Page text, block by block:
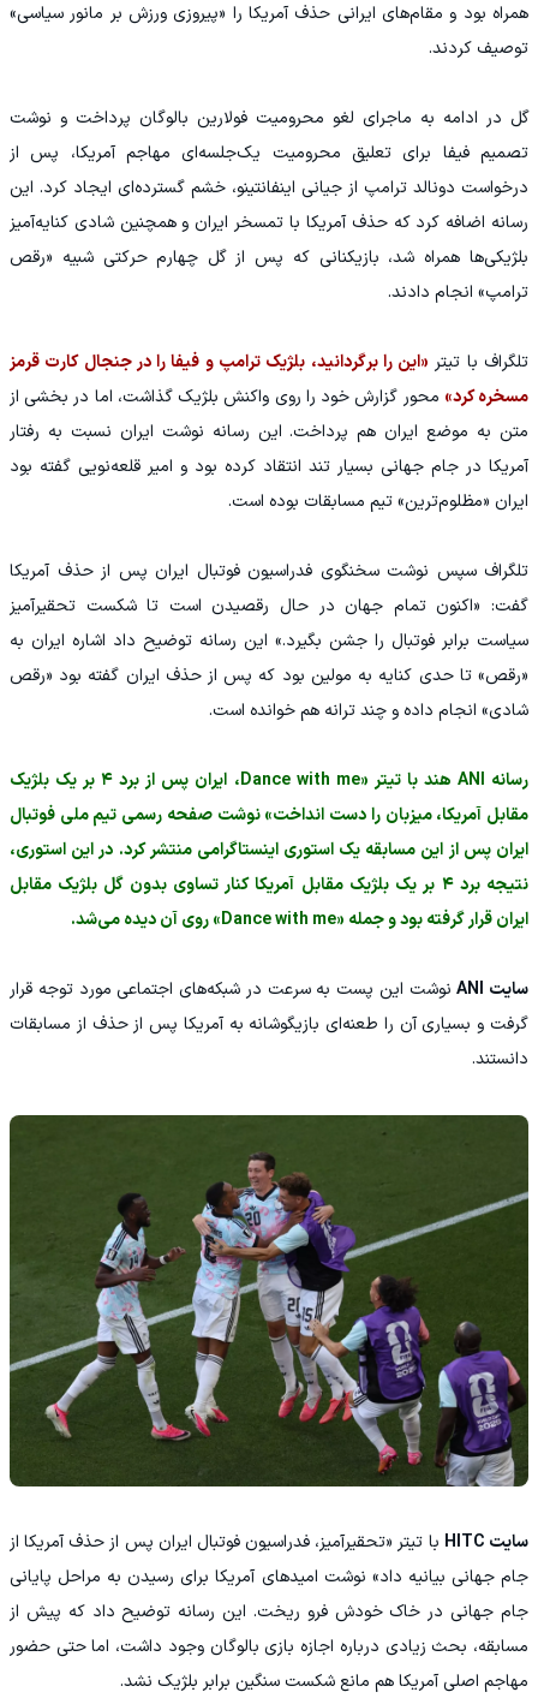
همراه بود و مقام‌های ایرانی حذف آمریکا را «پیروزی ورزش بر مانور سیاسی»
توصیف کردند.
گل در ادامه به ماجرای لغو محرومیت فولارین بالوگان پرداخت و نوشت
تصمیم فیفا برای تعلیق محرومیت یک‌جلسه‌ای مهاجم آمریکا، پس از
درخواست دونالد ترامپ از جیانی اینفانتینو، خشم گسترده‌ای ایجاد کرد. این
رسانه اضافه کرد که حذف آمریکا با تمسخر ایران و همچنین شادی کنایه‌آمیز
بلژیکی‌ها همراه شد، بازیکنانی که پس از گل چهارم حرکتی شبیه «رقص
ترامپ» انجام دادند.
تلگراف با تیتر «این را برگردانید، بلژیک ترامپ و فیفا را در جنجال کارت قرمز
مسخره کرد» محور گزارش خود را روی واکنش بلژیک گذاشت، اما در بخشی از
متن به موضع ایران هم پرداخت. این رسانه نوشت ایران نسبت به رفتار
آمریکا در جام جهانی بسیار تند انتقاد کرده بود و امیر قلعه‌نویی گفته بود
ایران «مظلوم‌ترین» تیم مسابقات بوده است.
تلگراف سپس نوشت سخنگوی فدراسیون فوتبال ایران پس از حذف آمریکا
گفت: «اکنون تمام جهان در حال رقصیدن است تا شکست تحقیرآمیز
سیاست برابر فوتبال را جشن بگیرد.» این رسانه توضیح داد اشاره ایران به
«رقص» تا حدی کنایه به مولین بود که پس از حذف ایران گفته بود «رقص
شادی» انجام داده و چند ترانه هم خوانده است.
رسانه ANI هند با تیتر «Dance with me، ایران پس از برد ۴ بر یک بلژیک
مقابل آمریکا، میزبان را دست انداخت» نوشت صفحه رسمی تیم ملی فوتبال
ایران پس از این مسابقه یک استوری اینستاگرامی منتشر کرد. در این استوری،
نتیجه برد ۴ بر یک بلژیک مقابل آمریکا کنار تساوی بدون گل بلژیک مقابل
ایران قرار گرفته بود و جمله «Dance with me» روی آن دیده می‌شد.
سایت ANI
نوشت این پست به سرعت در شبکه‌های اجتماعی مورد توجه قرار
گرفت و بسیاری آن را طعنه‌ای بازیگوشانه به آمریکا پس از حذف از مسابقات
دانستند.
سایت HITC
با تیتر «تحقیرآمیز، فدراسیون فوتبال ایران پس از حذف آمریکا از
جام جهانی بیانیه داد» نوشت امیدهای آمریکا برای رسیدن به مراحل پایانی
جام جهانی در خاک خودش فرو ریخت. این رسانه توضیح داد که پیش از
مسابقه، بحث زیادی درباره اجازه بازی بالوگان وجود داشت، اما حتی حضور
مهاجم اصلی آمریکا هم مانع شکست سنگین برابر بلژیک نشد.